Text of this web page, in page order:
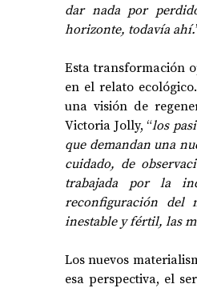
dar nada por
horizonte, todavía ahí.
Esta transformación
en el relato
una visión de
Victoria Jolly, “los
que demandan una
cuidado, de
trabajada por la
reconfiguración del
inestable y fértil, las
Los nuevos
esa perspectiva, el